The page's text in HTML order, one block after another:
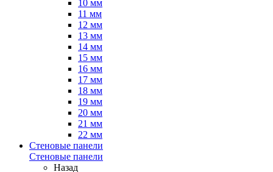
10 мм
11 мм
12 мм
13 мм
14 мм
15 мм
16 мм
17 мм
18 мм
19 мм
20 мм
21 мм
22 мм
Стеновые панели
Стеновые панели
Назад